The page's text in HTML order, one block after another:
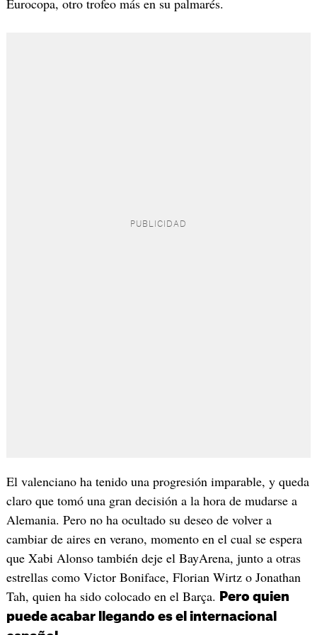
Eurocopa, otro trofeo más en su palmarés.
El valenciano ha tenido una progresión imparable, y queda
claro que tomó una gran decisión a la hora de mudarse a
Alemania. Pero no ha ocultado su deseo de volver a
cambiar de aires en verano, momento en el cual se espera
que Xabi Alonso también deje el BayArena, junto a otras
estrellas como Victor Boniface, Florian Wirtz o Jonathan
Tah, quien ha sido colocado en el Barça.
Pero quien
puede acabar llegando es el internacional